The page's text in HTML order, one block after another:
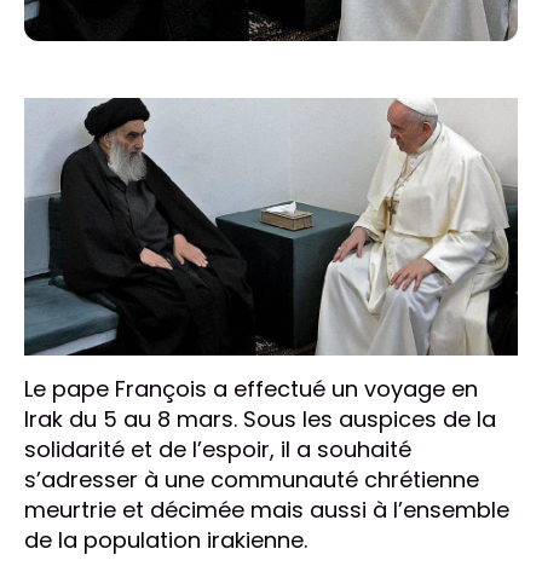
Le pape François a effectué un voyage en
Irak du 5 au 8 mars. Sous les auspices de la
solidarité et de l’espoir, il a souhaité
s’adresser à une communauté chrétienne
meurtrie et décimée mais aussi à l’ensemble
de la population irakienne.